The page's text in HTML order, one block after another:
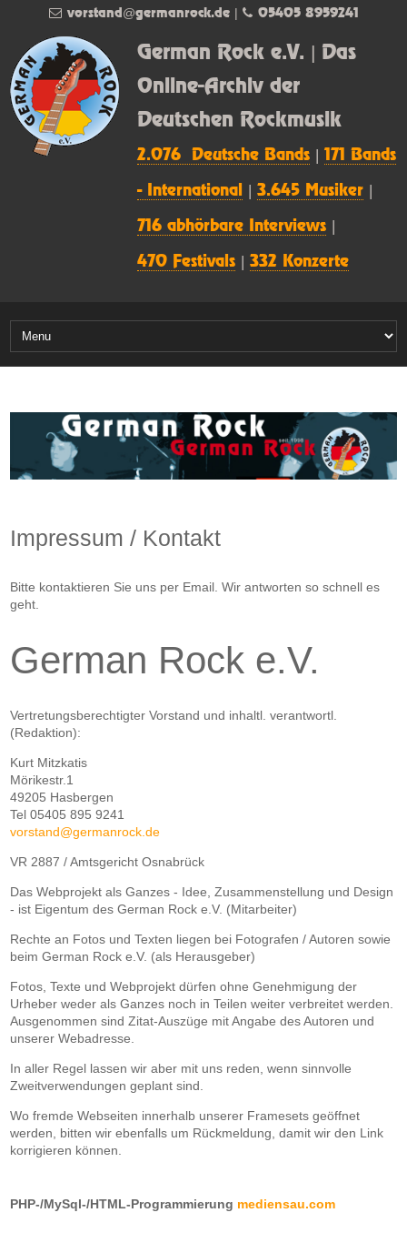
German Rock e.V. | Das
Online-Archiv der
Deutschen Rockmusik
2.076 Deutsche Bands |171 Bands
- International |3.645 Musiker
716 abhörbare Interviews
470 Festivals |332 Konzerte
vorstand@germanrock.de| 05405 8959241
Impressum / Kontakt
Bitte kontaktieren Sie uns per Email. Wir antworten so schnell es
geht.
German Rock e.V.
Vertretungsberechtigter Vorstand und inhaltl. verantwortl.
(Redaktion):
Kurt Mitzkatis
Mörikestr.1
49205 Hasbergen
Tel 05405 895 9241
vorstand@germanrock.de
VR 2887 / Amtsgericht Osnabrück
Das Webprojekt als Ganzes - Idee, Zusammenstellung und Design
- ist Eigentum des German Rock e.V. (Mitarbeiter)
Rechte an Fotos und Texten liegen bei Fotografen / Autoren sowie
beim German Rock e.V. (als Herausgeber)
Fotos, Texte und Webprojekt dürfen ohne Genehmigung der
Urheber weder als Ganzes noch in Teilen weiter verbreitet werden.
Ausgenommen sind Zitat-Auszüge mit Angabe des Autoren und
unserer Webadresse.
In aller Regel lassen wir aber mit uns reden, wenn sinnvolle
Zweitverwendungen geplant sind.
Wo fremde Webseiten innerhalb unserer Framesets geöffnet
werden, bitten wir ebenfalls um Rückmeldung, damit wir den Link
korrigieren können.
PHP-/MySql-/HTML-Programmierung mediensau.com